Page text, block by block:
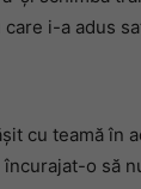
i-a adus
cu teamă în
o să